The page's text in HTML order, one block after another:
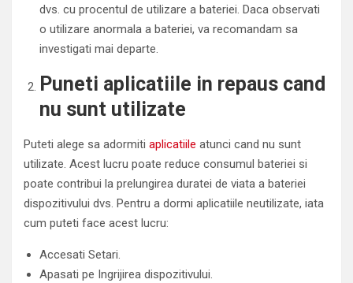
dvs. cu procentul de utilizare a bateriei. Daca observati
o utilizare anormala a bateriei, va recomandam sa
investigati mai departe.
Puneti aplicatiile in repaus cand
nu sunt utilizate
Puteti alege sa adormiti aplicatiile atunci cand nu sunt
utilizate. Acest lucru poate reduce consumul bateriei si
poate contribui la prelungirea duratei de viata a bateriei
dispozitivului dvs. Pentru a dormi aplicatiile neutilizate, iata
cum puteti face acest lucru:
Accesati Setari.
Apasati pe Ingrijirea dispozitivului.